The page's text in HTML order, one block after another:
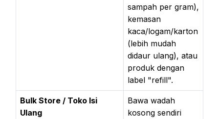
sampah per gram),
kemasan
kaca/logam/karton
(lebih mudah
didaur ulang), atau
produk dengan
label "refill".
Bulk Store / Toko Isi
Ulang
Bawa wadah
kosong sendiri